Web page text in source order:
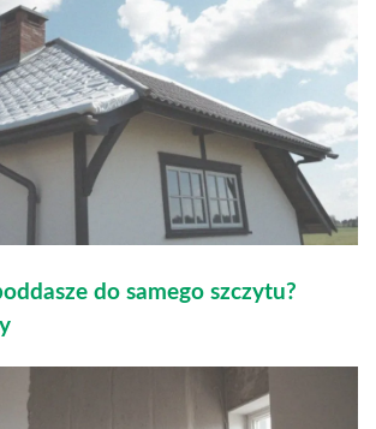
do samego szczytu?